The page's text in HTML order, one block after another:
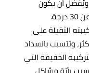
أن يكون
الثقيلة على
وتتسبب بانسداد
الخفيفة التي